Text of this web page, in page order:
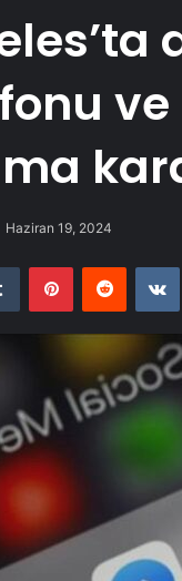
Haziran 19, 2024
Tumblr PinterestReddit